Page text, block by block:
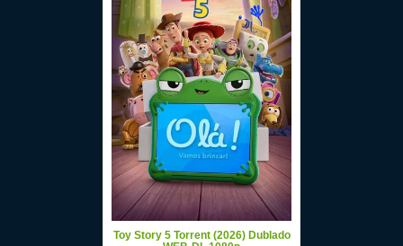
Toy Story 5 Torrent (2026) Dublado